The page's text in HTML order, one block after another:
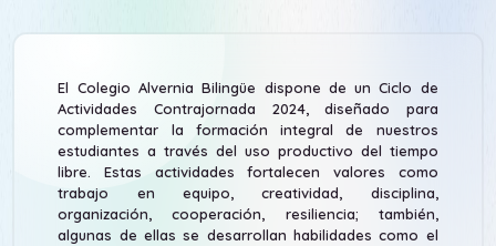
El Colegio Alvernia Bilingüe dispone de un Ciclo de
Actividades Contrajornada 2024, diseñado para
complementar la formación integral de nuestros
estudiantes a través del uso productivo del tiempo
libre. Estas actividades fortalecen valores como
trabajo en equipo, creatividad, disciplina,
organización, cooperación, resiliencia; también,
algunas de ellas se desarrollan habilidades como el